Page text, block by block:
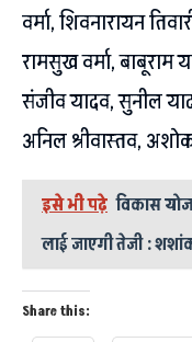
वर्मा, शिवनारायन
रामसुख वर्मा, बाबूराम
संजीव यादव, सुनील
अनिल श्रीवास्तव,
इसे भी पढ़े विकास
लाई जाएगी तेजी : शशांक
Share this: